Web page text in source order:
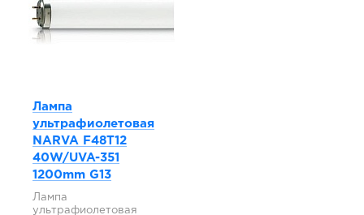
Лампа
ультрафиолетовая
NARVA F48T12
40W/UVA-351
1200mm G13
Лампа
ультрафиолетовая